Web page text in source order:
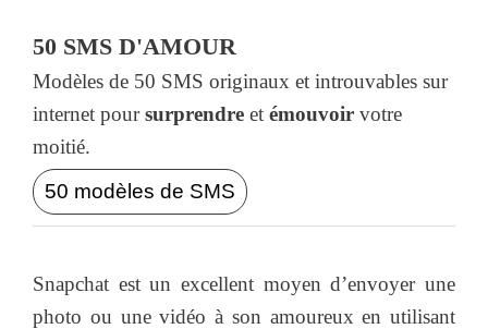
50 SMS D'AMOUR
Modèles de 50 SMS originaux et introuvables sur
internet poursurprendre et émouvoir votre
moitié.
50 modèles de SMS
Snapchat est un excellent moyen d’envoyer une
photo ou une vidéo à son amoureux en utilisant